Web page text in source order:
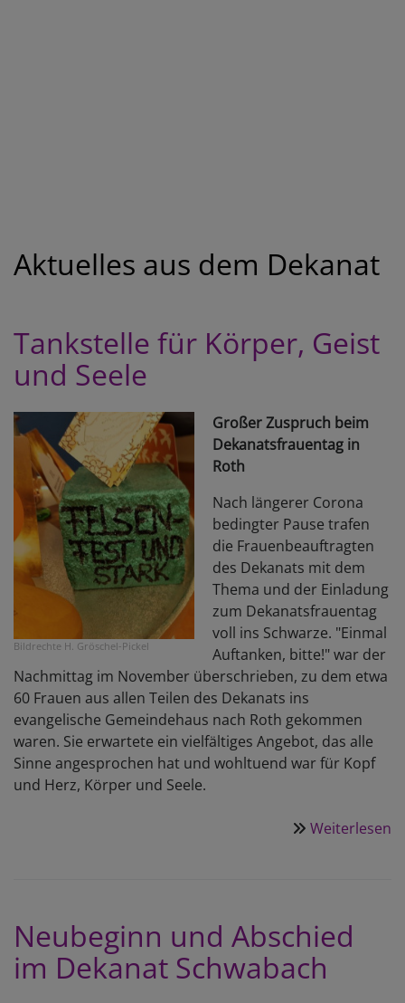
Aktuelles aus dem Dekanat
Tankstelle für Körper, Geist
und Seele
Bildrechte H. Gröschel-Pickel
Großer Zuspruch beim
Dekanatsfrauentag in
Roth
Nach längerer Corona
bedingter Pause trafen
die Frauenbeauftragten
des Dekanats mit dem
Thema und der Einladung
zum Dekanatsfrauentag
voll ins Schwarze. "Einmal
Auftanken, bitte!" war der
Nachmittag im November überschrieben, zu dem etwa
60 Frauen aus allen Teilen des Dekanats ins
evangelische Gemeindehaus nach Roth gekommen
waren. Sie erwartete ein vielfältiges Angebot, das alle
Sinne angesprochen hat und wohltuend war für Kopf
und Herz, Körper und Seele.
Weiterlesen
Neubeginn und Abschied
im Dekanat Schwabach